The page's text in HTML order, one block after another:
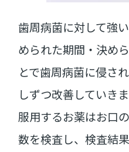
歯周病菌に対して強
められた期間・決め
とで歯周病菌に侵さ
しずつ改善していきま
服用するお薬はお口
数を検査し、検査結